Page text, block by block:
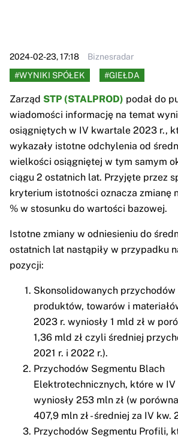
2024-02-23, 17:18
Biznesradar
#WYNIKI SPÓŁEK
#GIEŁDA
Zarząd STP (STALPROD) podał do
wiadomości informację na temat
osiągniętych w IV kwartale 2023 r.,
wykazały istotne odchylenia od
wielkości osiągniętej w tym samym
ciągu 2 ostatnich lat. Przyjęte przez
kryterium istotności oznacza zmianę
% w stosunku do wartości bazowej.
Istotne zmiany w odniesieniu do
ostatnich lat nastąpiły w przypadku
pozycji:
Skonsolidowanych przychodów
produktów, towarów i
2023 r. wyniosły 1 mld zł w
1,36 mld zł czyli średniej
2021 r. i 2022 r.).
Przychodów Segmentu Blach
Elektrotechnicznych, które w IV
wyniosły 253 mln zł (w
407,9 mln zł - średniej za IV kw.
Przychodów Segmentu Profili,